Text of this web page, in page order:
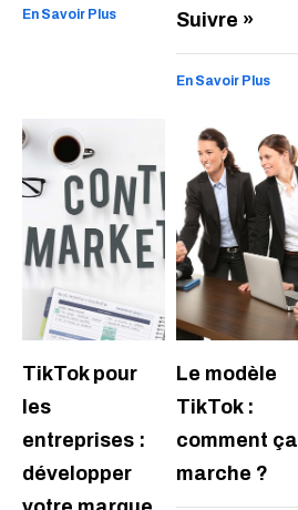
En Savoir Plus
Suivre »
En Savoir Plus
TikTok pour
les
entreprises :
développer
Le modèle
TikTok :
comment ça
marche ?